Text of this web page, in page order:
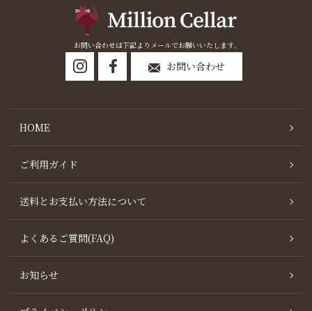
お問い合わせは下記よりメールでお願いいたします。
お問い合わせ
HOME
ご利用ガイド
送料とお支払い方法について
よくあるご質問(FAQ)
お知らせ